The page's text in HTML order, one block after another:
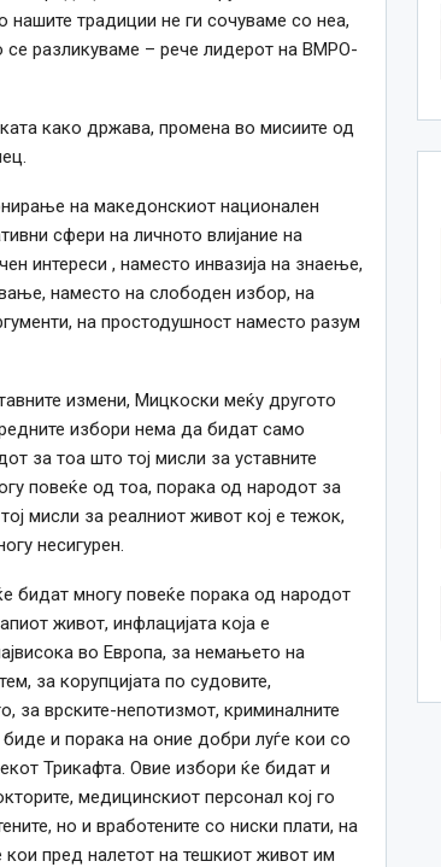
нашите традиции не ги сочуваме со неа,
се разликуваме – рече лидерот на ВМРО-
како држава, промена во мисиите од
на македонскиот национален
сфери на личното влијание на
интереси , наместо инвазија на знаење,
наместо на слободен избор, на
на простодушност наместо разум
измени, Мицкоски меќу другото
избори нема да бидат само
за тоа што тој мисли за уставните
повеќе од тоа, порака од народот за
мисли за реалниот живот кој е тежок,
несигурен.
бидат многу повеќе порака од народот
живот, инфлацијата која е
во Европа, за немањето на
за корупцијата по судовите,
за врските-непотизмот, криминалните
и порака на оние добри луѓе кои со
Трикафта. Овие избори ќе бидат и
медицинскиот персонал кој го
но и вработените со ниски плати, на
кои пред налетот на тешкиот живот им